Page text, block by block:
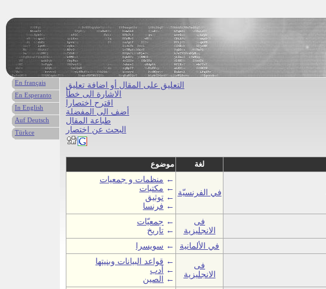
التعليق على المقال أو اضافة تعليق
الاشارة الى خطأ
اقترح اختصارا
أضف الى المفضلة
طباعة المقال
البحث عن اختصار
موضوع لغة
← منظمات و جمعيات
← مكتبات
← توثيق
← فرنسا
في الفرنسيّة
← جمعيّات
← تاريخ
فى
الانجليزية
← سويسرا في الألمانية
← قواعد البيانات وبنيتها
←
أدب
←
الصين
فى
الانجليزية
En français
En Esperanto
In English
Auf Deutsch
Türkce